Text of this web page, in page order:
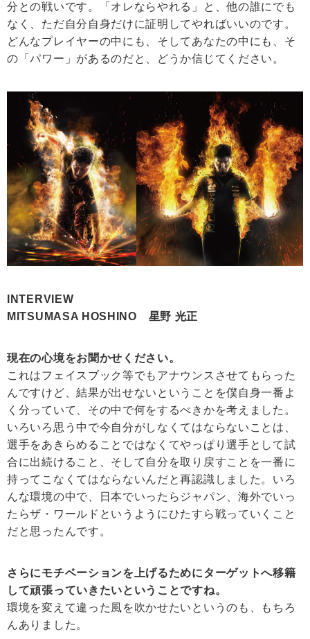
分との戦いです。「オレならやれる」と、他の誰にでも
なく、ただ自分自身だけに証明してやればいいのです。
どんなプレイヤーの中にも、そしてあなたの中にも、そ
の「パワー」があるのだと、どうか信じてください。
INTERVIEW
MITSUMASA HOSHINO 星野 光正
現在の心境をお聞かせください。
これはフェイスブック等でもアナウンスさせてもらった
んですけど、結果が出せないということを僕自身一番よ
く分っていて、その中で何をするべきかを考えました。
いろいろ思う中で今自分がしなくてはならないことは、
選手をあきらめることではなくてやっぱり選手として試
合に出続けること、そして自分を取り戻すことを一番に
持ってこなくてはならないんだと再認識しました。いろ
んな環境の中で、日本でいったらジャパン、海外でいっ
たらザ・ワールドというようにひたすら戦っていくこと
だと思ったんです。
さらにモチベーションを上げるためにターゲットへ移籍
して頑張っていきたいということですね。
環境を変えて違った風を吹かせたいというのも、もちろ
んありました。